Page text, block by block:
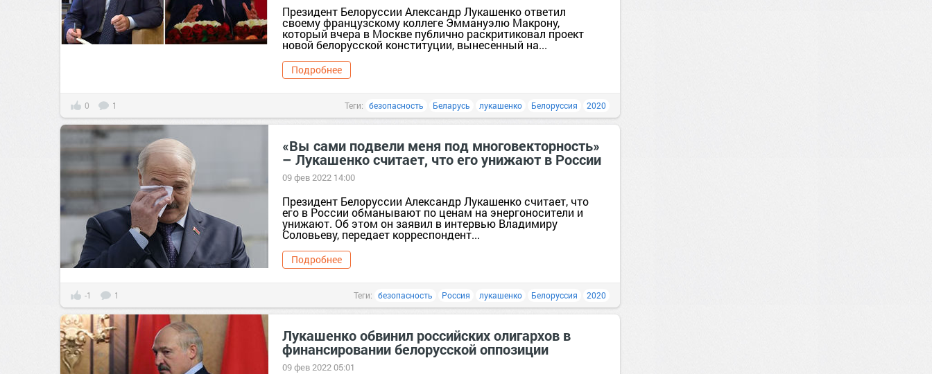
Президент Белоруссии Александр Лукашенко ответил
своему французскому коллеге Эммануэлю Макрону,
который вчера в Москве публично раскритиковал проект
новой белорусской конституции, вынесенный на...
Подробнее
0 1 Теги: безопасность Беларусь лукашенко Белоруссия 2020
«Вы сами подвели меня под многовекторность»
– Лукашенко считает, что его унижают в России
09 фев 2022 14:00
Президент Белоруссии Александр Лукашенко считает, что
его в России обманывают по ценам на энергоносители и
унижают. Об этом он заявил в интервью Владимиру
Соловьеву, передает корреспондент...
Подробнее
-1 1 Теги: безопасность Россия лукашенко Белоруссия 2020
Лукашенко обвинил российских олигархов в
финансировании белорусской оппозиции
09 фев 2022 05:01